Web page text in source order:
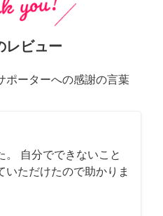
レビュー
ポーターへの感謝の言葉
。 自分でできないこと
いただけたので助かりま